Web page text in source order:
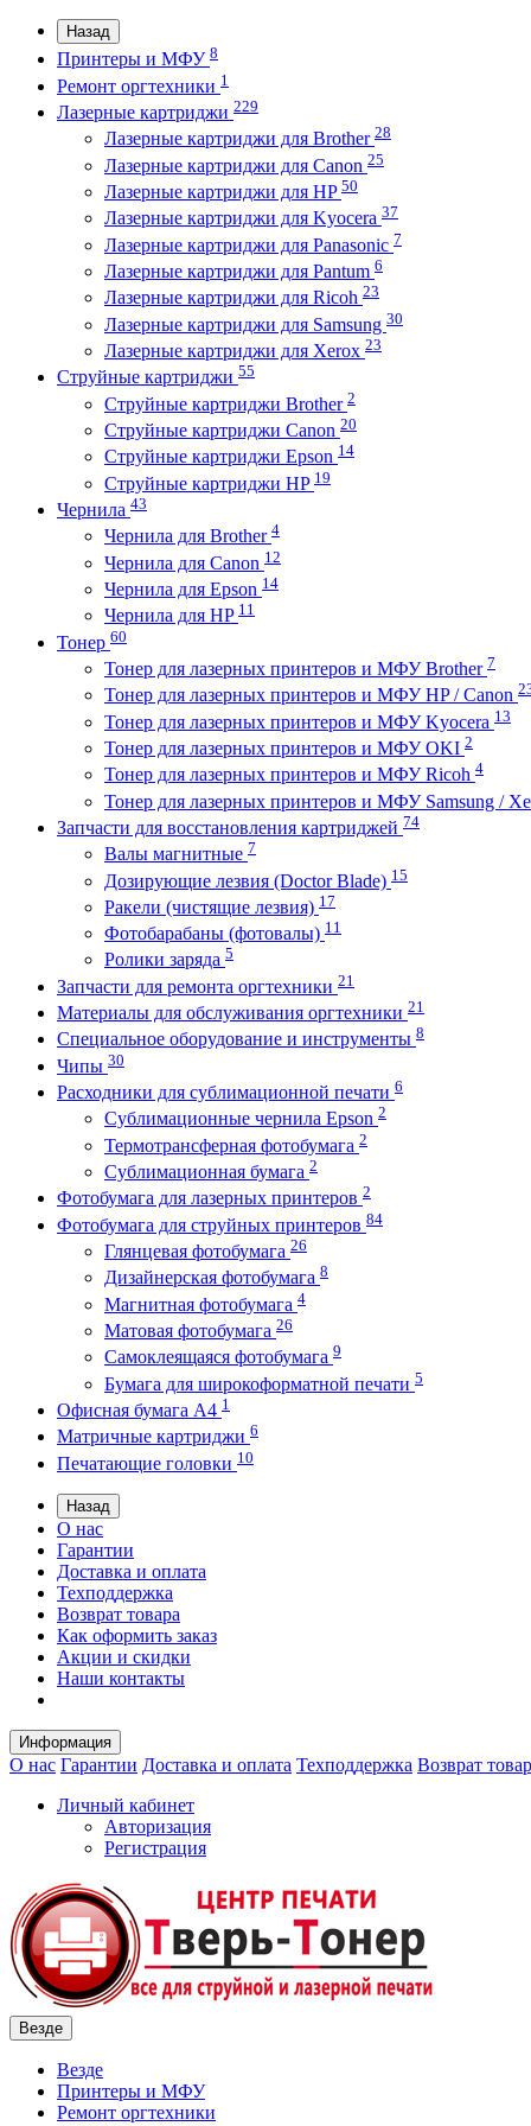
Назад
Принтеры и МФУ 8
Ремонт оргтехники 1
Лазерные картриджи 229
Лазерные картриджи для Brother 28
Лазерные картриджи для Canon 25
Лазерные картриджи для HP 50
Лазерные картриджи для Kyocera 37
Лазерные картриджи для Panasonic 7
Лазерные картриджи для Pantum 6
Лазерные картриджи для Ricoh 23
Лазерные картриджи для Samsung 30
Лазерные картриджи для Xerox 23
Струйные картриджи 55
Струйные картриджи Brother 2
Струйные картриджи Canon 20
Струйные картриджи Epson 14
Струйные картриджи HP 19
Чернила 43
Чернила для Brother 4
Чернила для Canon 12
Чернила для Epson 14
Чернила для HP 11
Тонер 60
Тонер для лазерных принтеров и МФУ Brother 7
Тонер для лазерных принтеров и МФУ HP / Canon
Тонер для лазерных принтеров и МФУ Kyocera 13
Тонер для лазерных принтеров и МФУ OKI 2
Тонер для лазерных принтеров и МФУ Ricoh 4
Тонер для лазерных принтеров и МФУ Samsung /
Запчасти для восстановления картриджей 74
Валы магнитные 7
Дозирующие лезвия (Doctor Blade) 15
Ракели (чистящие лезвия) 17
Фотобарабаны (фотовалы) 11
Ролики заряда 5
Запчасти для ремонта оргтехники 21
Материалы для обслуживания оргтехники 21
Специальное оборудование и инструменты 8
Чипы 30
Расходники для сублимационной печати 6
Сублимационные чернила Epson 2
Термотрансферная фотобумага 2
Сублимационная бумага 2
Фотобумага для лазерных принтеров 2
Фотобумага для струйных принтеров 84
Глянцевая фотобумага 26
Дизайнерская фотобумага 8
Магнитная фотобумага 4
Матовая фотобумага 26
Самоклеящаяся фотобумага 9
Бумага для широкоформатной печати 5
Офисная бумага А4 1
Матричные картриджи 6
Печатающие головки 10
Назад
О нас
Гарантии
Доставка и оплата
Техподдержка
Возврат товара
Как оформить заказ
Акции и скидки
Наши контакты
Информация
О нас Гарантии Доставка и оплата Техподдержка Возврат
Личный кабинет
Авторизация
Регистрация
Везде
Везде
Принтеры и МФУ
Ремонт оргтехники